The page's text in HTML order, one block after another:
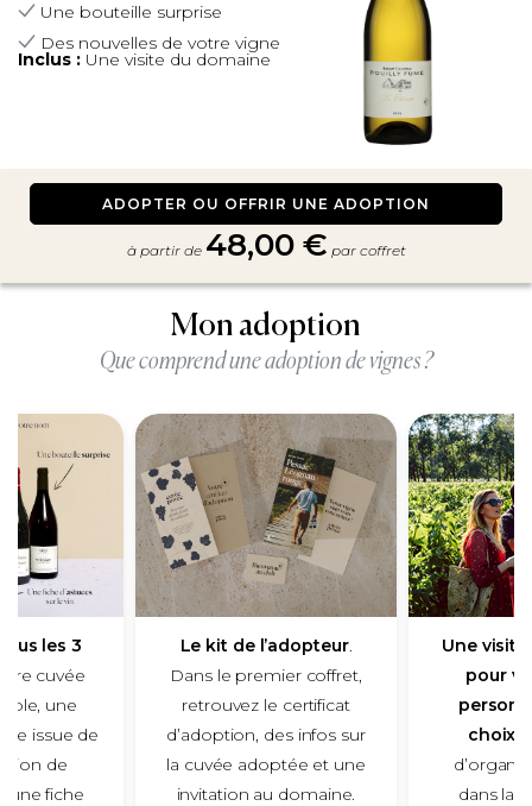
Une bouteille surprise
Des nouvelles de votre vigne
Inclus : Une visite du domaine
ADOPTER OU OFFRIR UNE ADOPTION
à partir de 48,00 € par coffret
Mon adoption
Que comprend une adoption de vignes ?
les 3
cuvée
une
issue de
de
une fiche
Le kit de l’adopteur.
Dans le premier coffret,
retrouvez le certificat
d’adoption, des infos sur
la cuvée adoptée et une
invitation au domaine.
Une
pour
choix
dans la